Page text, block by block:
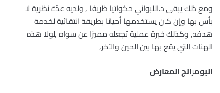
ومع ذلك يبقى د.اللبواني حكواتيا ظريفا , ولديه عدّة نظرية لا
بأس بها وإن كان يستخدمها أحيانا بطريقة انتقائية لخدمة
هدفه, وكذلك خبرة عملية تجعله مميزا عن سواه ,لولا هذه
الهنات التي يقع بها بين الحين والآخر,
البومرانج المعارض